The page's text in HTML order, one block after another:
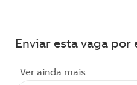
Enviar esta vaga por
Ver ainda mais